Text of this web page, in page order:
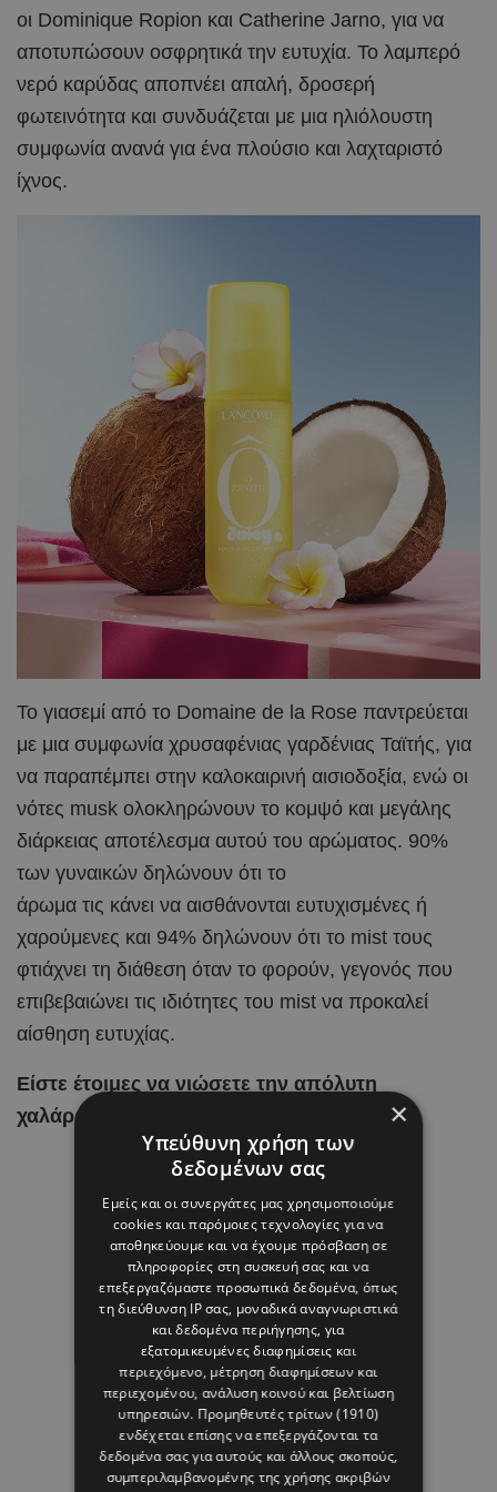
οι Dominique Ropion και Catherine Jarno, για να
αποτυπώσουν οσφρητικά την ευτυχία. Το λαμπερό
νερό καρύδας αποπνέει απαλή, δροσερή
φωτεινότητα και συνδυάζεται με μια ηλιόλουστη
συμφωνία ανανά για ένα πλούσιο και λαχταριστό
ίχνος.
Το γιασεμί από το Domaine de la Rose παντρεύεται
με μια συμφωνία χρυσαφένιας γαρδένιας Ταϊτής, για
να παραπέμπει στην καλοκαιρινή αισιοδοξία, ενώ οι
νότες musk ολοκληρώνουν το κομψό και μεγάλης
διάρκειας αποτέλεσμα αυτού του αρώματος. 90%
των γυναικών δηλώνουν ότι το
άρωμα τις κάνει να αισθάνονται ευτυχισμένες ή
χαρούμενες και 94% δηλώνουν ότι το mist τους
φτιάχνει τη διάθεση όταν το φορούν, γεγονός που
επιβεβαιώνει τις ιδιότητες του mist να προκαλεί
αίσθηση ευτυχίας.
Είστε έτοιμες να νιώσετε την απόλυτη
χαλάρωση;
×
Υπεύθυνη χρήση των
δεδομένων σας
Εμείς και οι συνεργάτες μας χρησιμοποιούμε
cookies και παρόμοιες τεχνολογίες για να
αποθηκεύουμε και να έχουμε πρόσβαση σε
πληροφορίες στη συσκευή σας και να
επεξεργαζόμαστε προσωπικά δεδομένα, όπως
τη διεύθυνση IP σας, μοναδικά αναγνωριστικά
και δεδομένα περιήγησης, για
εξατομικευμένες διαφημίσεις και
περιεχόμενο, μέτρηση διαφημίσεων και
περιεχομένου, ανάλυση κοινού και βελτίωση
υπηρεσιών. Προμηθευτές τρίτων (1910)
ενδέχεται επίσης να επεξεργάζονται τα
δεδομένα σας για αυτούς και άλλους σκοπούς,
συμπεριλαμβανομένης της χρήσης ακριβών